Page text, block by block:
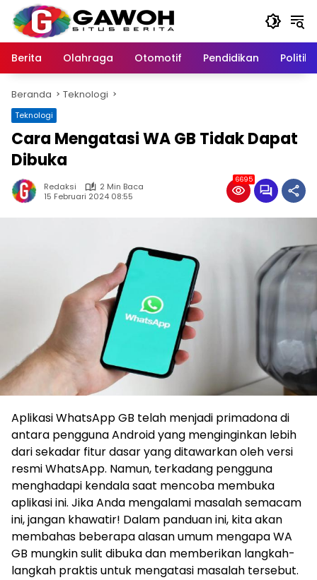
Langsung
konten
Berita
Olahraga Otomotif Pendidikan Politik
Beranda Teknologi
Teknologi
Cara Mengatasi WA GB Tidak Dapat
Dibuka
Redaksi
2 Min Baca
15 Februari 2024 08:55
6695
Aplikasi WhatsApp GB telah menjadi primadona di
antara pengguna Android yang menginginkan lebih
dari sekadar fitur dasar yang ditawarkan oleh versi
resmi WhatsApp. Namun, terkadang pengguna
menghadapi kendala saat mencoba membuka
aplikasi ini. Jika Anda mengalami masalah semacam
ini, jangan khawatir! Dalam panduan ini, kita akan
membahas beberapa alasan umum mengapa WA
GB mungkin sulit dibuka dan memberikan langkah-
langkah praktis untuk mengatasi masalah tersebut.